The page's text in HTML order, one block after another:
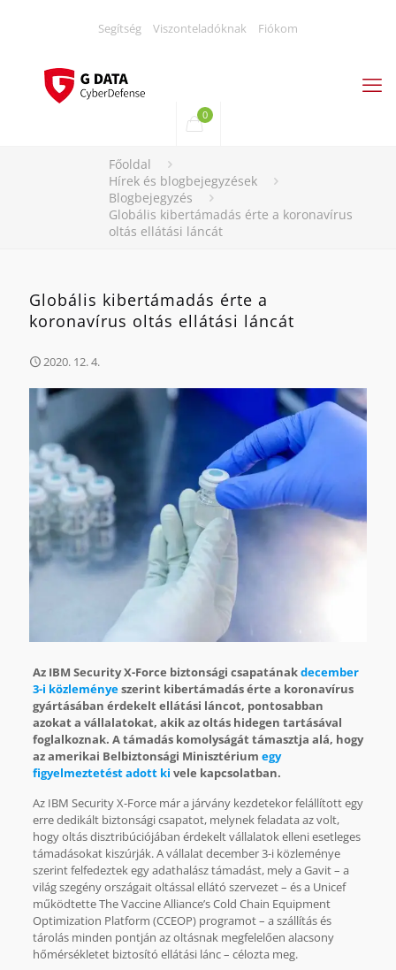
Segítség Viszonteladóknak Fiókom
0
Főoldal
Hírek és blogbejegyzések
Blogbejegyzés
Globális kibertámadás érte a koronavírus
oltás ellátási láncát
Globális kibertámadás érte a
koronavírus oltás ellátási láncát
2020. 12. 4.
Az IBM Security X-Force biztonsági csapatánakdecember
3-i közleményeszerint kibertámadás érte a koronavírus
gyártásában érdekelt ellátási láncot, pontosabban
azokat a vállalatokat, akik az oltás hidegen tartásával
foglalkoznak. A támadás komolyságát támasztja alá, hogy
az amerikai Belbiztonsági Minisztérium egy
figyelmeztetéstadott ki vele kapcsolatban.
Az IBM Security X-Force már a járvány kezdetekor felállított egy
erre dedikált biztonsági csapatot, melynek feladata az volt,
hogy oltás disztribúciójában érdekelt vállalatok elleni esetleges
támadásokat kiszúrják. A vállalat december 3-i közleménye
szerint felfedeztek egy adathalász támadást, mely a Gavit – a
világ szegény országait oltással ellátó szervezet – és a Unicef
működtette The Vaccine Alliance’s Cold Chain Equipment
Optimization Platform (CCEOP) programot – a szállítás és
tárolás minden pontján az oltásnak megfelelően alacsony
hőmérsékletet biztosító ellátási lánc – célozta meg.